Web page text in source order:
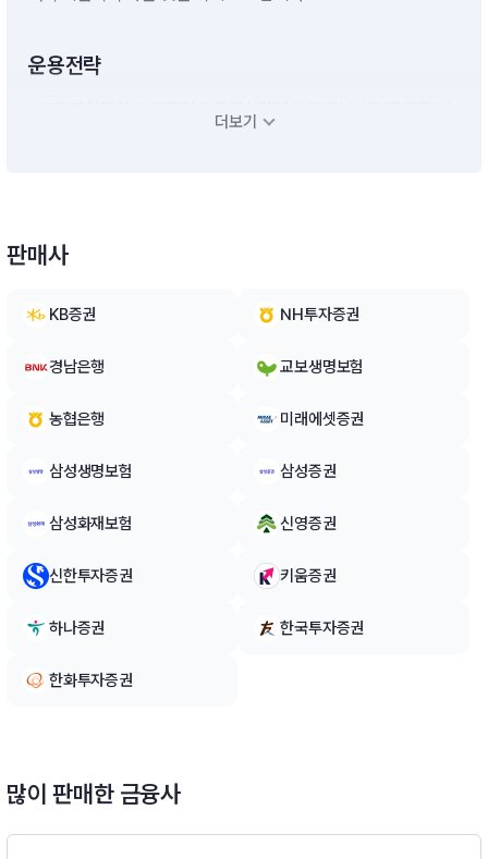
운용전략
- 모투자신탁의 수익증권에 투자신탁재산의 대부분을 투자할 계
획입니다.- 단기대출 및 금융기관에의 예치 등 유동성자산에의 투
stocrats Index(원화환산) × 100%][모투자신탁의 투자전략]A.
신탁은 미국의 스탠더드 앤드 푸어스 다우 존스 지수(Standard
& Poor's Dow Jones Indices LLC.)에서 산출ㆍ발표하는 ‘S&
익률 추종을 목표로 하여 운용역의 주관적인 장세 판단에 따른 자
dend Aristocrats Index)’의 종목을 기초로 포트폴리오를 구성
‘S&P500 배당귀족지수(S&P500 Dividend Aristocrats Inde
장지수집합투자증권(ETF) 등 관련 자산에 투자할 수 있습니다.
다만, 이러한 초과수익 전략은 지수 수익률 추종이라는 투자목적
에 부합하는 범위 내에서 진행될 예정입니다.※ 비교지수 : [S&P5
00 Dividend Aristocrats Index × 100%]
더보기
판매사
KB증권 NH투자증권
경남은행 교보생명보험
농협은행 미래에셋증권
삼성생명보험 삼성증권
삼성화재보험 신영증권
신한투자증권 키움증권
하나증권 한국투자증권
한화투자증권
많이 판매한 금융사